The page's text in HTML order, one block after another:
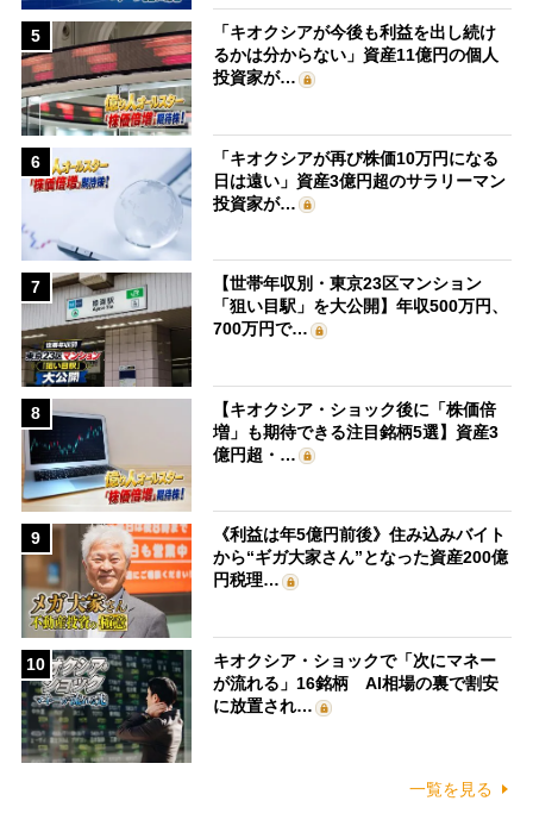
5
「キオクシアが今後も利益を出し続け
るかは分からない」資産11億円の個人
投資家が…
6
「キオクシアが再び株価10万円になる
日は遠い」資産3億円超のサラリーマン
投資家が…
7
【世帯年収別・東京23区マンション
「狙い目駅」を大公開】年収500万円、
700万円で…
8
【キオクシア・ショック後に「株価倍
増」も期待できる注目銘柄5選】資産3
億円超・…
9
《利益は年5億円前後》住み込みバイト
から“ギガ大家さん”となった資産200億
円税理…
10
キオクシア・ショックで「次にマネー
が流れる」16銘柄 AI相場の裏で割安
に放置され…
一覧を見る